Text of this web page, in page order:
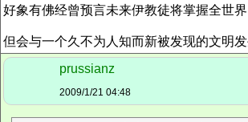
好象有佛经曾预言未来伊教徒将掌握全世界
但会与一个久不为人知而新被发现的文明
prussianz
2009/1/21 04:48